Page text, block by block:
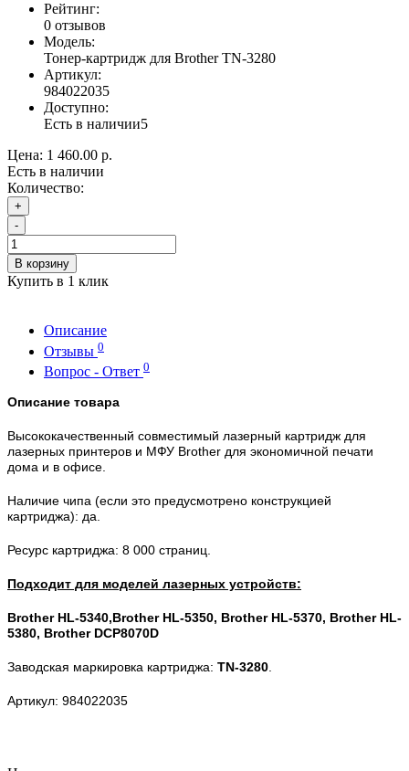
Рейтинг:
0 отзывов
Модель:
Тонер-картридж для Brother TN-3280
Артикул:
984022035
Доступно:
Есть в наличии5
Цена: 1 460.00 р.
Есть в наличии
Количество:
+
-
В корзину
Купить в 1 клик
Описание
Отзывы 0
Вопрос - Ответ 0
Описание товара
Высококачественный совместимый лазерный картридж для
лазерных принтеров и МФУ Brother для экономичной печати
дома и в офисе.
Наличие чипа (если это предусмотрено конструкцией
картриджа): да.
Ресурс картриджа: 8 000 страниц.
Подходит для моделей лазерных устройств:
Brother HL-5340,Brother HL-5350, Brother HL-5370, Brother HL-
5380, Brother DCP8070D
Заводская маркировка картриджа: TN-3280
Артикул: 984022035